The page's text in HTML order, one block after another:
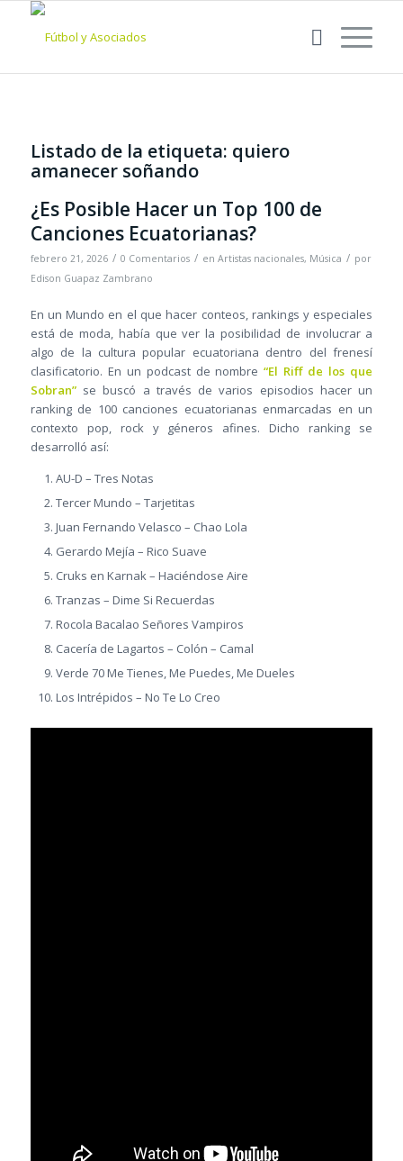
Listado de la etiqueta: quiero
amanecer soñando
¿Es Posible Hacer un Top 100 de
Canciones Ecuatorianas?
febrero 21, 2026 / 0 Comentarios / en Artistas nacionales, Música / por
Edison Guapaz Zambrano
En un Mundo en el que hacer conteos, rankings y especiales
está de moda, había que ver la posibilidad de involucrar a
algo de la cultura popular ecuatoriana dentro del frenesí
clasificatorio. En un podcast de nombre“El Riff de los que
Sobran”se buscó a través de varios episodios hacer un
ranking de 100 canciones ecuatorianas enmarcadas en un
contexto pop, rock y géneros afines. Dicho ranking se
desarrolló así:
AU-D – Tres Notas
Tercer Mundo – Tarjetitas
Juan Fernando Velasco – Chao Lola
Gerardo Mejía – Rico Suave
Cruks en Karnak – Haciéndose Aire
Tranzas – Dime Si Recuerdas
Rocola Bacalao Señores Vampiros
Cacería de Lagartos – Colón – Camal
Verde 70 Me Tienes, Me Puedes, Me Dueles
Los Intrépidos – No Te Lo Creo